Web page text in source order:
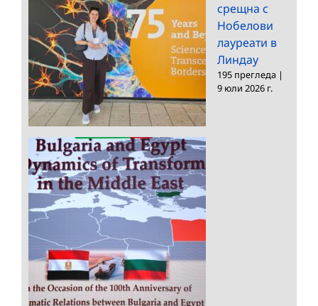
срещна с
Нобелови
лауреати в
Линдау
195 прегледа |
9 юли 2026 г.